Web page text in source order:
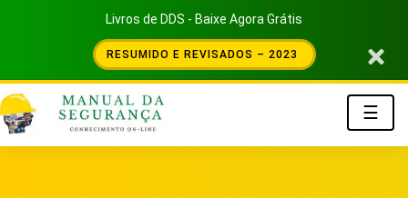
Livros de DDS - Baixe Agora Grátis
RESUMIDO E REVISADOS – 2023
☰